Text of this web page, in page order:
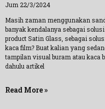
Jum 22/3/2024
Masih zaman menggunakan
banyak kendalanya sebagai
product Satin Glass, sebagai
kaca film? Buat kalian yang
tampilan visual buram atau kaca
dahulu artikel
Read More »